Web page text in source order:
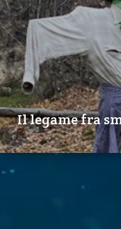
Il legame fra